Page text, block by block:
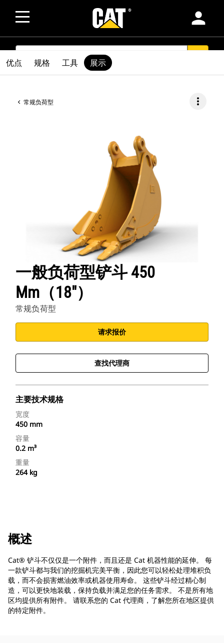
person
SEARCH
常规负荷型 more_vert
一般负荷型铲斗 450
Mm（18"）
常规负荷型
请求报价
查找代理商
主要技术规格
宽度
450 mm
容量
0.2 m³
重量
264 kg
优点 规格 工具 展示
概述
Cat® 铲斗不仅仅是一个附件，而且还是 Cat 机器性能的延伸。 每
一款铲斗都与我们的挖掘机完美平衡，因此您可以轻松处理堆积负
载，而不会损害燃油效率或机器使用寿命。 这些铲斗经过精心制
造，可以更快地装载，保持负载并满足您的任务需求。 不是所有地
区均提供所有附件。 请联系您的 Cat 代理商，了解您所在地区提供
的特定附件。